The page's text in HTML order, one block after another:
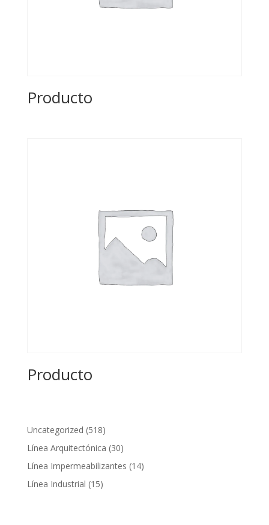
Producto
Producto
Uncategorized 518518
productos
Línea Arquitectónica 3030
productos
Línea Impermeabilizantes 1414
Línea Industrial 1515